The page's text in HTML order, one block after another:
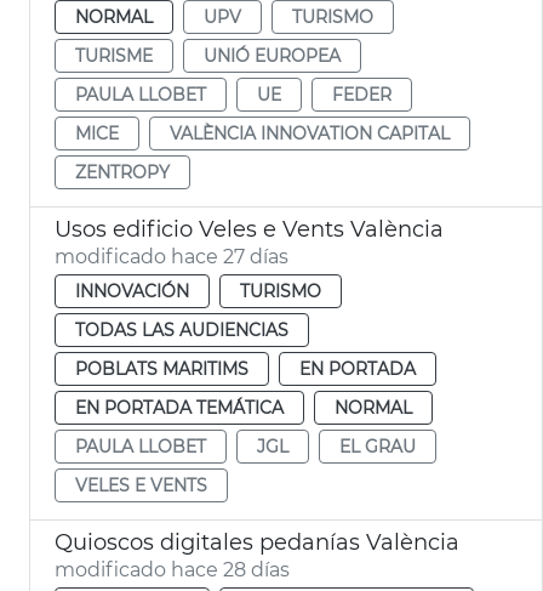
NORMAL
UPV
TURISMO
TURISME
UNIÓ EUROPEA
PAULA LLOBET
UE
FEDER
MICE
VALÈNCIA INNOVATION CAPITAL
ZENTROPY
Usos edificio Veles e Vents València
modificado hace 27 días
INNOVACIÓN
TURISMO
TODAS LAS AUDIENCIAS
POBLATS MARITIMS
EN PORTADA
EN PORTADA TEMÁTICA
NORMAL
PAULA LLOBET
JGL
EL GRAU
VELES E VENTS
Quioscos digitales pedanías València
modificado hace 28 días